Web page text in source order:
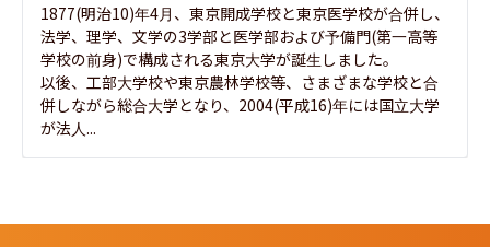
1877(明治10)年4月、東京開成学校と東京医学校が合併し、
法学、理学、文学の3学部と医学部および予備門(第一高等
学校の前身)で構成される東京大学が誕生しました。
以後、工部大学校や東京農林学校等、さまざまな学校と合
併しながら総合大学となり、2004(平成16)年には国立大学
が法人...